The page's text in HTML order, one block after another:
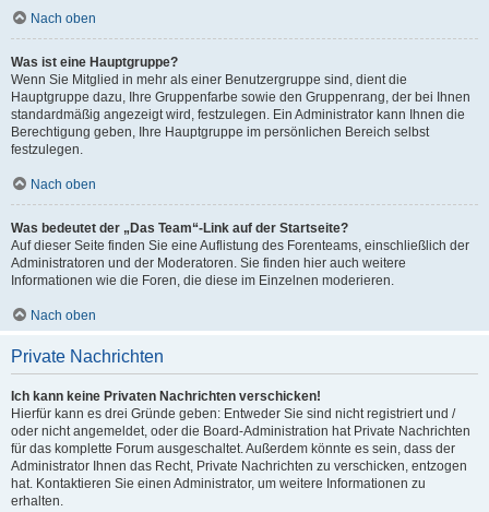
Nach oben
Was ist eine Hauptgruppe?
Wenn Sie Mitglied in mehr als einer Benutzergruppe sind, dient die
Hauptgruppe dazu, Ihre Gruppenfarbe sowie den Gruppenrang, der bei Ihnen
standardmäßig angezeigt wird, festzulegen. Ein Administrator kann Ihnen die
Berechtigung geben, Ihre Hauptgruppe im persönlichen Bereich selbst
festzulegen.
Nach oben
Was bedeutet der „Das Team“-Link auf der Startseite?
Auf dieser Seite finden Sie eine Auflistung des Forenteams, einschließlich der
Administratoren und der Moderatoren. Sie finden hier auch weitere
Informationen wie die Foren, die diese im Einzelnen moderieren.
Nach oben
Private Nachrichten
Ich kann keine Privaten Nachrichten verschicken!
Hierfür kann es drei Gründe geben: Entweder Sie sind nicht registriert und /
oder nicht angemeldet, oder die Board-Administration hat Private Nachrichten
für das komplette Forum ausgeschaltet. Außerdem könnte es sein, dass der
Administrator Ihnen das Recht, Private Nachrichten zu verschicken, entzogen
hat. Kontaktieren Sie einen Administrator, um weitere Informationen zu
erhalten.